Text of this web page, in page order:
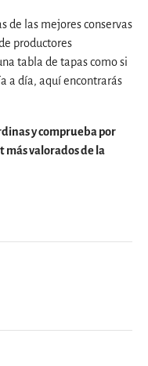
de las mejores conservas
productores
tabla de tapas como si
a día, aquí encontrarás
y comprueba por
más valorados de la